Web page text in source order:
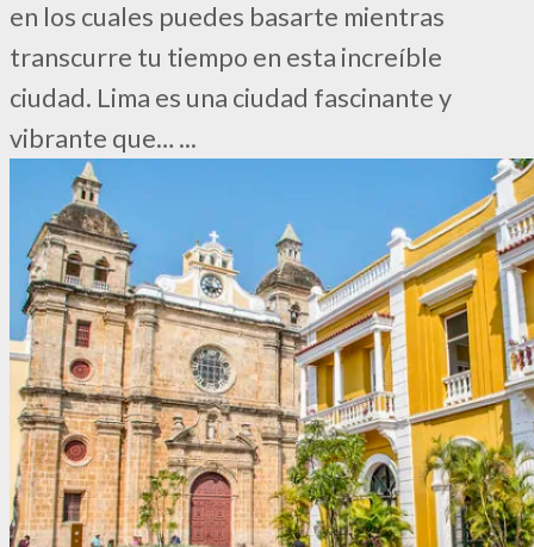
en los cuales puedes basarte mientras
transcurre tu tiempo en esta increíble
ciudad. Lima es una ciudad fascinante y
vibrante que… ...